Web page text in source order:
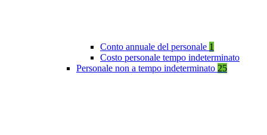
Conto annuale del personale 1
Costo personale tempo indeterminato
Personale non a tempo indeterminato 25